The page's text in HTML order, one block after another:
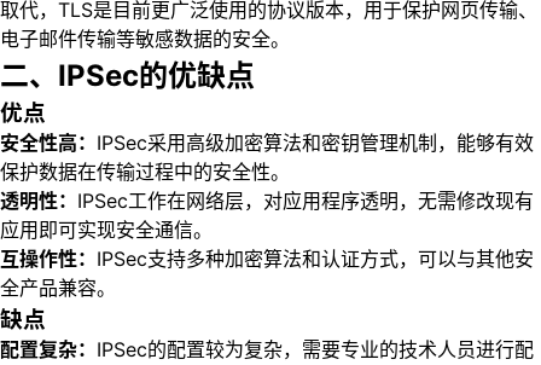
取代，TLS是目前更广泛使用的协议版本，用于保护网页传输、
电子邮件传输等敏感数据的安全。
二、IPSec的优缺点
优点
安全性高： IPSec采用高级加密算法和密钥管理机制，能够有效
保护数据在传输过程中的安全性。
透明性： IPSec工作在网络层，对应用程序透明，无需修改现有
应用即可实现安全通信。
互操作性： IPSec支持多种加密算法和认证方式，可以与其他安
全产品兼容。
缺点
配置复杂： IPSec的配置较为复杂，需要专业的技术人员进行配